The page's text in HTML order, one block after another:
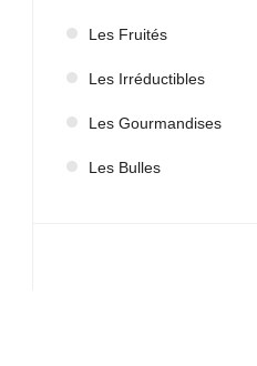
Les Fruités
Les Irréductibles
Les Gourmandises
Les Bulles